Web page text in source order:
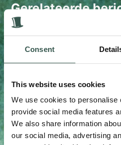
Consent
This website uses cookies
We use cookies to personalise
provide social media features
We also share information
our social media, advertising
Gerelateerde
Humor was zijn